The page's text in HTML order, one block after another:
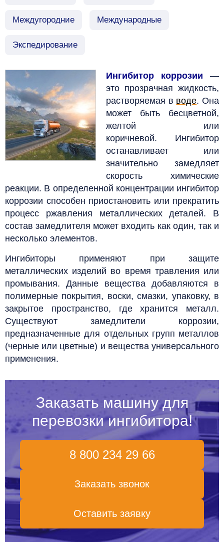
Междугородние Международные
Экспедирование
Ингибитор коррозии —
это прозрачная жидкость,
растворяемая в воде. Она
может быть бесцветной,
желтой или
коричневой. Ингибитор
останавливает или
значительно замедляет
скорость химические
реакции. В определенной концентрации ингибитор
коррозии способен приостановить или прекратить
процесс ржавления металлических деталей. В
состав замедлителя может входить как один, так и
несколько элементов.
Ингибиторы применяют при защите
металлических изделий во время травления или
промывания. Данные вещества добавляются в
полимерные покрытия, воски, смазки, упаковку, в
закрытое пространство, где хранится металл.
Существуют замедлители коррозии,
предназначенные для отдельных групп металлов
(черные или цветные) и вещества универсального
применения.
Заказать машину для
перевозки ингибитора!
8 800 234 29 66
Заказать звонок
Оставить заявку